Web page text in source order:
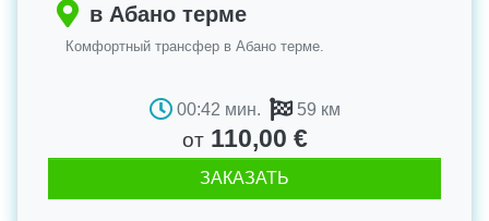
в Абано терме
Комфортный трансфер в Абано терме.
00:42 мин. 59 км
от 110,00 €
ЗАКАЗАТЬ